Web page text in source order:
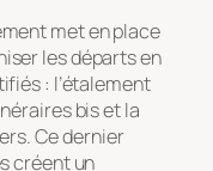
met en place
les départs en
: l’étalement
bis et la
Ce dernier
créent un